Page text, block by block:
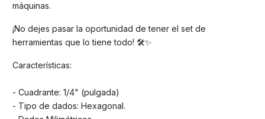
máquinas.
¡No dejes pasar la oportunidad de tener el set de
herramientas que lo tiene todo! 🛠️✨
Características:
- Cuadrante: 1/4" (pulgada)
- Tipo de dados: Hexagonal.